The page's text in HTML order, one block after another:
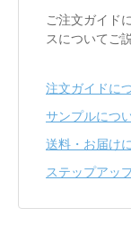
ご注文ガイド
スについてご
注文ガイドに
サンプルにつ
送料・お届け
ステップアッ